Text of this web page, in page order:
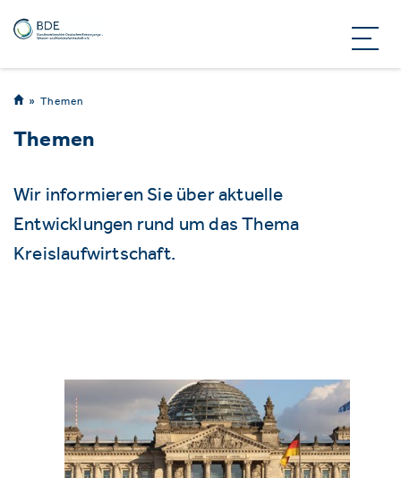
Themen
Themen
Wir informieren Sie über aktuelle
Entwicklungen rund um das Thema
Kreislaufwirtschaft.